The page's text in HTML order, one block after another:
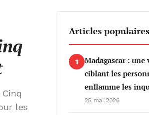
les
Articles populaires
1
Madagascar : une
ciblant les
enflamme les
25 mai 2026